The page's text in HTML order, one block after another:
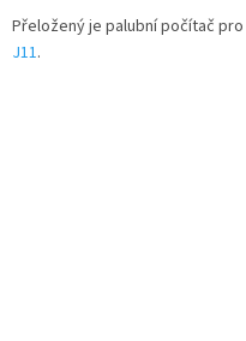
Přeložený je palubní počítač pro
J11.